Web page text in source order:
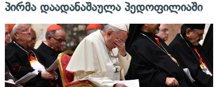
პირმა დაადანაშაულა პედოფილიაში